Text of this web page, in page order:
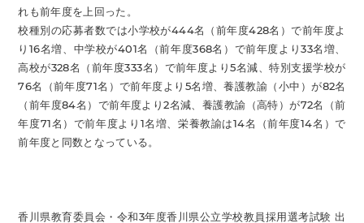
れも前年度を上回った。
校種別の応募者数では小学校が444名（前年度428名）で前年度よ
り16名増、中学校が401名（前年度368名）で前年度より33名増、
高校が328名（前年度333名）で前年度より5名減、特別支援学校が
76名（前年度71名）で前年度より5名増、養護教諭（小中）が82名
（前年度84名）で前年度より2名減、養護教諭（高特）が72名（前
年度71名）で前年度より1名増、栄養教諭は14名（前年度14名）で
前年度と同数となっている。
香川県教育委員会・令和3年度香川県公立学校教員採用選考試験 出